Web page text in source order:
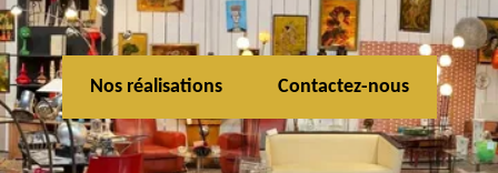
Nos réalisations Contactez-nous